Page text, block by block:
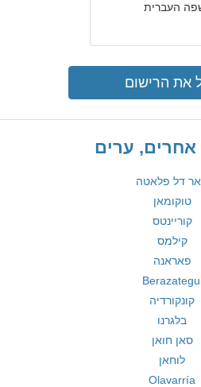
העברית
את הרישום
אחרים, ערים
דל פלאטה
טוקומאן
קוריינטס
קילמס
פאראנה
קונקורדיה
בלגרנו
סאן חואן
לוחאן
Olavarría